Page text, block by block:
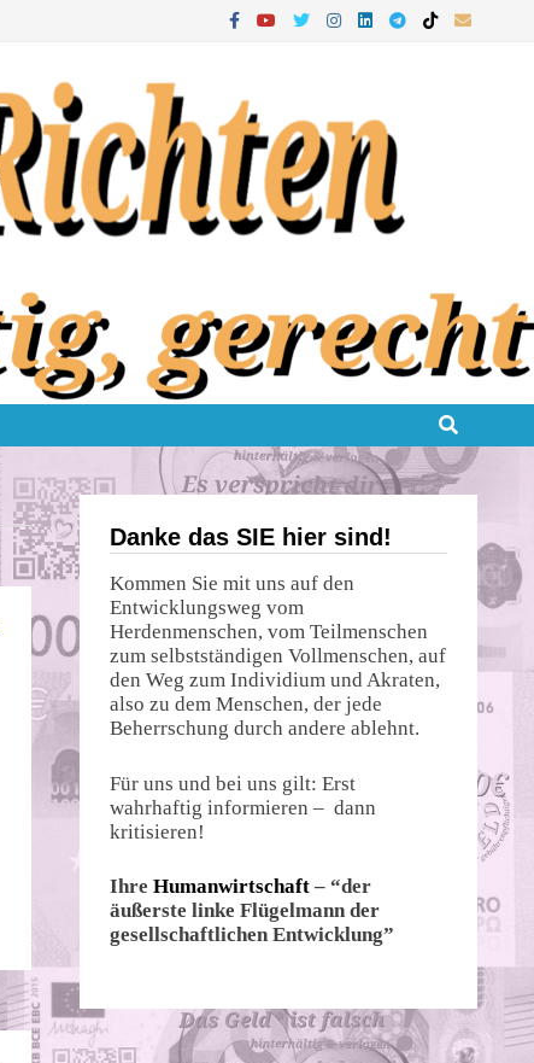
Danke das SIE hier sind!
Kommen Sie mit uns auf den
Entwicklungsweg vom
Herdenmenschen, vom Teilmenschen
zum selbstständigen Vollmenschen, auf
den Weg zum Individium und Akraten,
also zu dem Menschen, der jede
Beherrschung durch andere ablehnt.
Für uns und bei uns gilt: Erst
wahrhaftig informieren – dann
kritisieren!
Ihre Humanwirtschaft – “der
äußerste linke Flügelmann der
gesellschaftlichen Entwicklung”